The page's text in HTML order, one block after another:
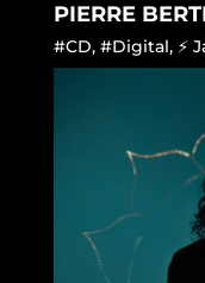
PIERRE
#CD, #Digital, ⚡